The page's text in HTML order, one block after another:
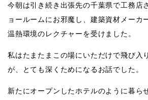
今朝は引き続き出張先の千葉県で工務店
ョールームにお邪魔し、建築資材メーカ
温熱環境のレクチャーを受けました。
私はたまたまこの場にいただけで飛び入
が、とても深くためになるお話でした。
新たにオープンしたホテルのように暮ら